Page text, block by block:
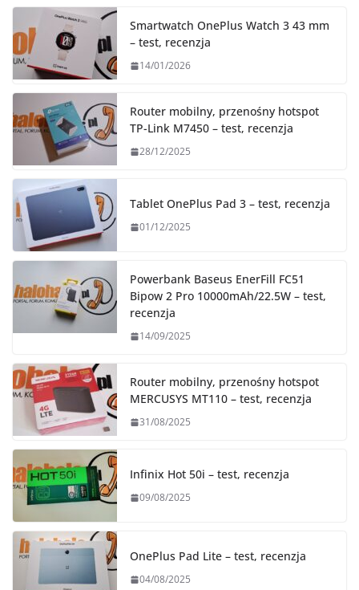
Smartwatch OnePlus Watch 3 43 mm
– test, recenzja
14/01/2026
Router mobilny, przenośny hotspot
TP-Link M7450 – test, recenzja
28/12/2025
Tablet OnePlus Pad 3 – test, recenzja
01/12/2025
Powerbank Baseus EnerFill FC51
Bipow 2 Pro 10000mAh/22.5W – test,
recenzja
14/09/2025
Router mobilny, przenośny hotspot
MERCUSYS MT110 – test, recenzja
31/08/2025
Infinix Hot 50i – test, recenzja
09/08/2025
OnePlus Pad Lite – test, recenzja
04/08/2025